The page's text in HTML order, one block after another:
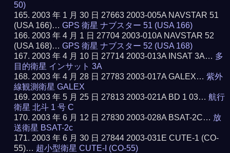
50)
2003 年 1 月 30 日 27663 2003-005A NAVSTAR 51
(USA 166)…GPS 衛星 ナブスター 51 (USA 166)
2003 年 4 月 1 日 27704 2003-010A NAVSTAR 52
(USA 168)…GPS 衛星 ナブスター 52 (USA 168)
2003 年 4 月 10 日 27714 2003-013A INSAT 3A… 多
目的衛星 インサット 3A
2003 年 4 月 28 日 27783 2003-017A GALEX…紫外
線観測衛星 GALEX
2003 年 5 月 25 日 27813 2003-021A BD 1 03…航行
衛星 北斗 1 号 C
2003 年 6 月 12 日 27830 2003-028A BSAT-2C… 放
送衛星 BSAT-2c
2003 年 6 月 30 日 27844 2003-031E CUTE-1 (CO-
55)… 超小型衛星 CUTE-I (CO-55)